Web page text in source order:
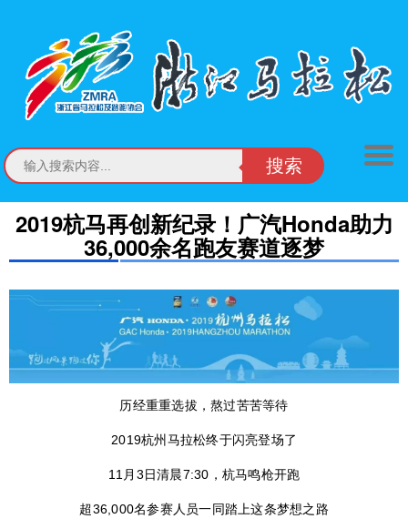
搜索
2019杭马再创新纪录！广汽Honda助力
36,000余名跑友赛道逐梦
历经重重选拔，熬过苦苦等待
2019杭州马拉松终于闪亮登场了
11月3日清晨7:30，杭马鸣枪开跑
超36,000名参赛人员一同踏上这条梦想之路